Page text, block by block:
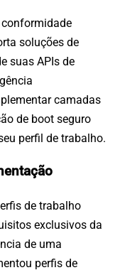
soluções de
suas APIs de
camadas
de boot seguro
perfil de trabalho.
de trabalho
exclusivos da
de uma
perfis de